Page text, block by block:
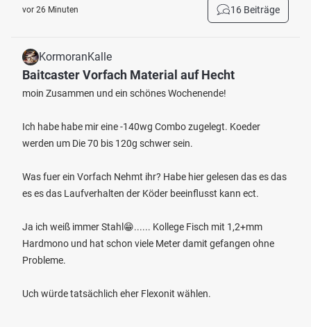
vor 26 Minuten 16 Beiträge
KormoranKalle
Baitcaster Vorfach Material auf Hecht
moin Zusammen und ein schönes Wochenende!
Ich habe habe mir eine -140wg Combo zugelegt. Koeder
werden um Die 70 bis 120g schwer sein.
Was fuer ein Vorfach Nehmt ihr? Habe hier gelesen das es das
es es das Laufverhalten der Köder beeinflusst kann ect.
Ja ich weiß immer Stahl😁...... Kollege Fisch mit 1,2+mm
Hardmono und hat schon viele Meter damit gefangen ohne
Probleme.
Uch würde tatsächlich eher Flexonit wählen.